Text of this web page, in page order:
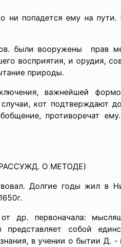
ни попадется ему на
были вооружены прав
восприятия, и орудия,
природы.
важнейшей
кот подтверждают
противоречат
О МЕТОДЕ)
Долгие годы жил в
др. первоначала:
собой
в учении о бытии Д. -